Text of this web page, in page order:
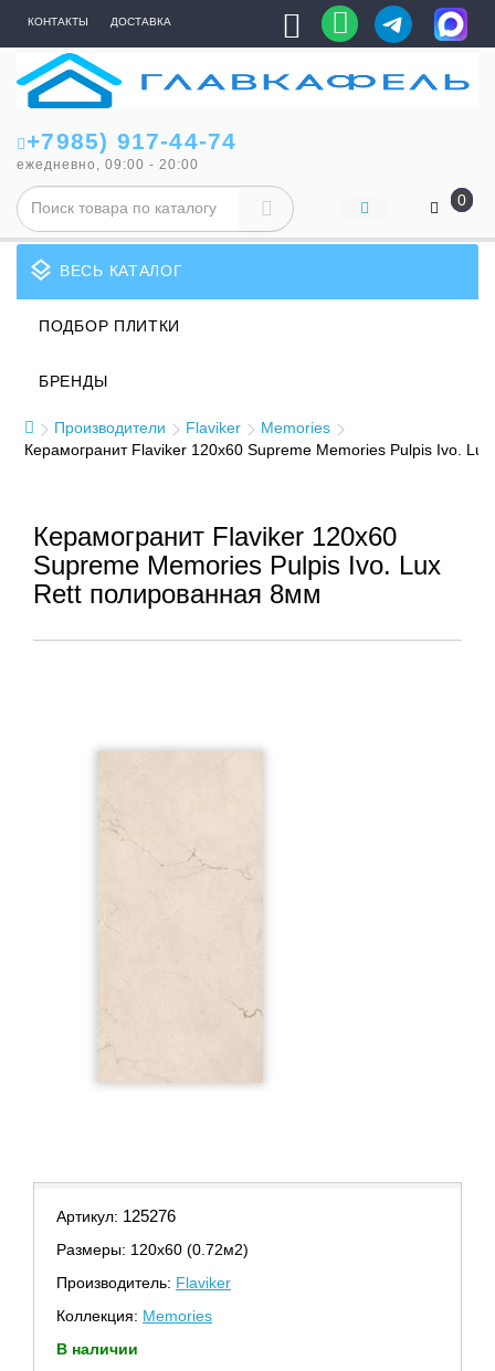
КОНТАКТЫ ДОСТАВКА
+7985) 917-44-74
ежедневно, 09:00 - 20:00
0
layers ВЕСЬ КАТАЛОГ
ПОДБОР ПЛИТКИ
БРЕНДЫ
Производители Flaviker
Memories
Керамогранит Flaviker 120x60 Supreme Memories Pulpis Ivo.
Керамогранит Flaviker 120x60
Supreme Memories Pulpis Ivo. Lux
Rett полированная 8мм
Артикул: 125276
Размеры: 120х60 (0.72м2)
Производитель: Flaviker
Коллекция: Memories
В наличии